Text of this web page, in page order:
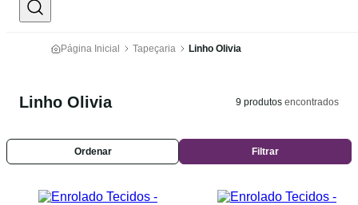
Página Inicial Tapeçaria Linho Olivia
Linho Olivia 9 produtos encontrados
Ordenar Filtrar